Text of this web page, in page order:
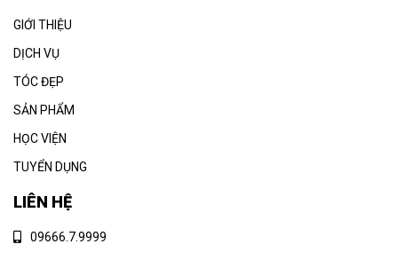
GIỚI THIỆU
DỊCH VỤ
TÓC ĐẸP
SẢN PHẨM
HỌC VIỆN
TUYỂN DỤNG
LIÊN HỆ
09666.7.9999